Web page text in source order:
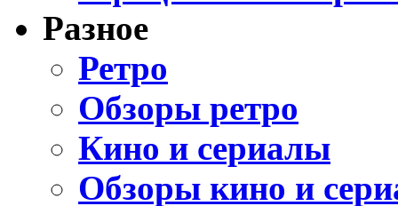
Разное
Ретро
Обзоры ретро
Кино и сериалы
Обзоры кино и